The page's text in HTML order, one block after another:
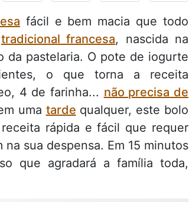
fácil e bem macia que todo
tradicional francesa, nascida na
da pastelaria. O pote de iogurte
o que torna a receita
4 de farinha... não precisa de
uma tarde qualquer, este bolo
rápida e fácil que requer
sua despensa. Em 15 minutos
que agradará a família toda,